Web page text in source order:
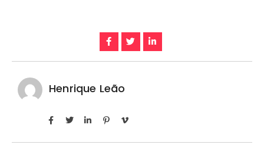
Henrique Leão